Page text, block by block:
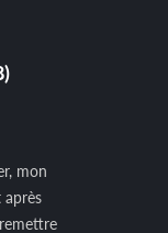
mon
après